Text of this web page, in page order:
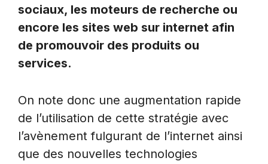
sociaux, les moteurs de recherche ou
encore les sites web sur internet afin
de promouvoir des produits ou
services.
On note donc une augmentation rapide
de l’utilisation de cette stratégie avec
l’avènement fulgurant de l’internet ainsi
que des nouvelles technologies